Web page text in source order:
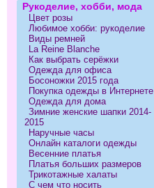
Рукоделие, хобби, мода
Цвет розы
Любимое хобби: рукоделие
Виды ремней
La Reine Blanche
Как выбрать серёжки
Одежда для офиса
Босоножки 2015 года
Покупка одежды в Интернете
Одежда для дома
Зимние женские шапки 2014-
2015
Наручные часы
Онлайн каталоги одежды
Весенние платья
Платья больших размеров
Трикотажные халаты
С чем что носить